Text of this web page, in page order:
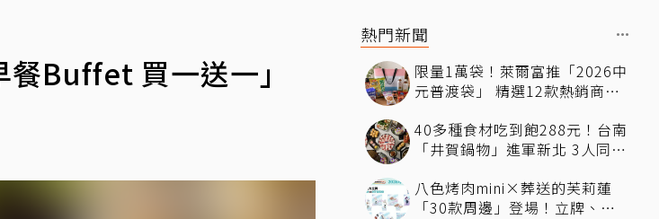
Buffet 買一送一」
熱門新聞
限量1萬袋！萊爾富推「2026中
元普渡袋」 精選12款熱銷商品
40多種食材吃到飽288元！台南
「井賀鍋物」進軍新北 3人同行
八色烤肉mini×葬送的芙莉蓮
「30款周邊」登場！立牌、鑰